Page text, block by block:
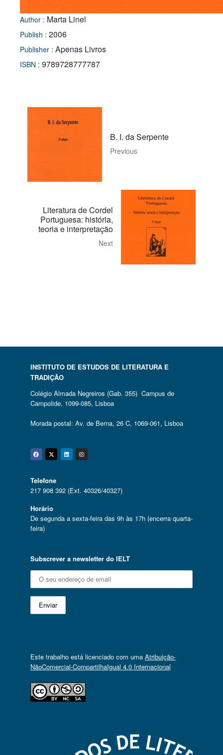
Author : Marta Linel
Publish : 2006
Publisher : Apenas Livros
ISBN : 9789728777787
B. I. da Serpente
Previous
Literatura de Cordel
Portuguesa: história,
teoria e interpretação
Next
INSTITUTO DE ESTUDOS DE LITERATURA E
TRADIÇÃO
Colégio Almada Negreiros (Gab. 355) Campus de
Campolide, 1099-085, Lisboa
Morada postal: Av. de Berna, 26 C, 1069-061, Lisboa
Facebook
Twitter
Linkedin
Instagram
Telefone
217 908 392 (Ext. 40326/40327)
Horário
De segunda a sexta-feira das 9h às 17h (encerra quarta-
feira)
Subscrever a newsletter do IELT
Este trabalho está licenciado com uma Atribuição-
NãoComercial-CompartilhaIgual 4.0 Internacional